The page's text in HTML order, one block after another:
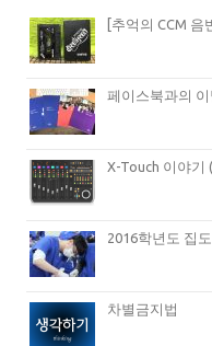
[추억의 CCM
페이스북과의
X-Touch 이야기
2016학년도 집
차별금지법